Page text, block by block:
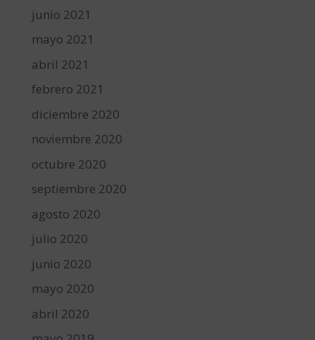
junio 2021
mayo 2021
abril 2021
febrero 2021
diciembre 2020
noviembre 2020
octubre 2020
septiembre 2020
agosto 2020
julio 2020
junio 2020
mayo 2020
abril 2020